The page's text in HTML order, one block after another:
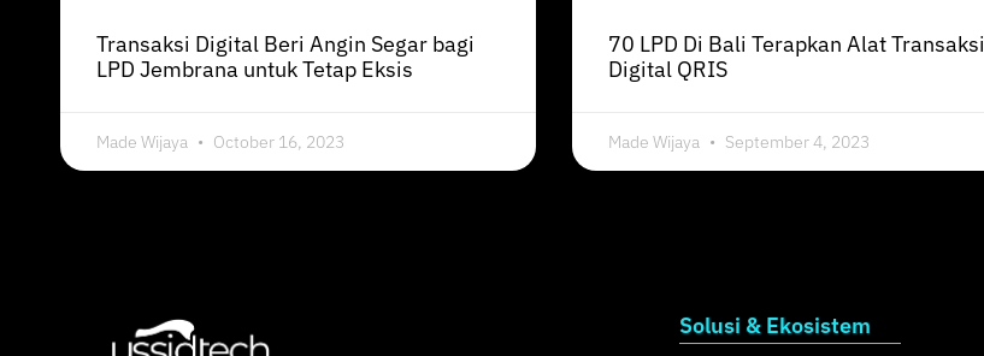
Transaksi Digital Beri Angin Segar bagi
LPD Jembrana untuk Tetap Eksis
Made Wijaya October 16, 2023
70 LPD Di Bali Terapkan Alat Transaksi
Digital QRIS
Made Wijaya September 4, 2023
Solusi & Ekosistem